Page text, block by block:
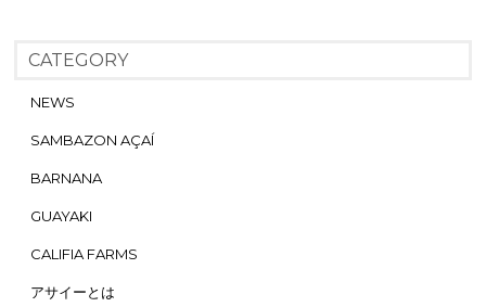
CATEGORY
NEWS
SAMBAZON AÇAÍ
BARNANA
GUAYAKI
CALIFIA FARMS
アサイーとは